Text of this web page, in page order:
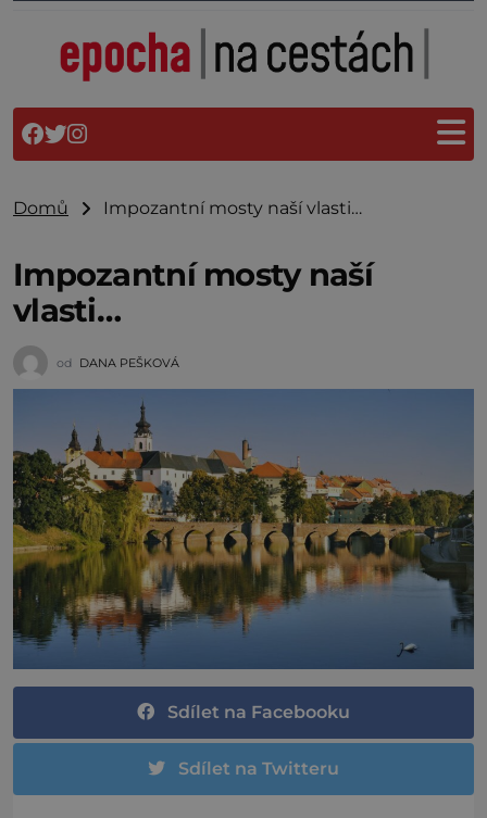
Domů Impozantní mosty naší vlasti…
Impozantní mosty naší
vlasti…
od DANA PEŠKOVÁ
Sdílet na Facebooku
Sdílet na Twitteru